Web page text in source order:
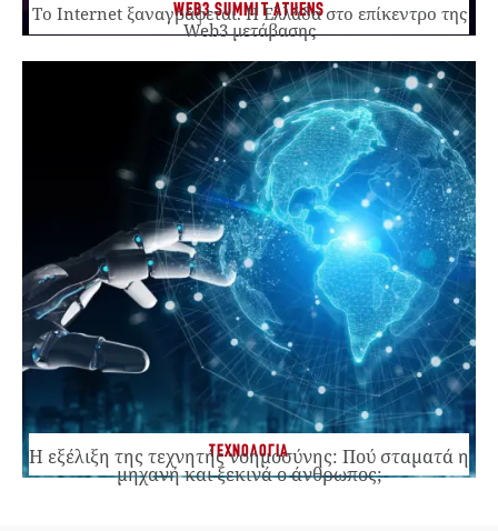
WEB3 SUMMIT ATHENS
Το Internet ξαναγράφεται. Η Ελλάδα στο επίκεντρο της
Web3 μετάβασης
ΤΕΧΝΟΛΟΓΙΑ
Η εξέλιξη της τεχνητής νοημοσύνης: Πού σταματά η
μηχανή και ξεκινά ο άνθρωπος;